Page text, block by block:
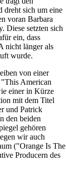
dreht sich um eine
voran Barbara
Diese setzten sich
ein, dass
nicht länger als
wurde.
von einer
American
einer in Kürze
mit dem Titel
und Patrick
den beiden
gehören
wir auch
("Orange Is The
Producern des